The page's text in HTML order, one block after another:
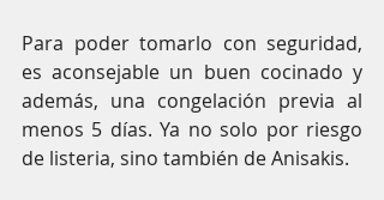
Para poder tomarlo con seguridad,
es aconsejable un buen cocinado y
además, una congelación previa al
menos 5 días. Ya no solo por riesgo
de listeria, sino también de Anisakis.